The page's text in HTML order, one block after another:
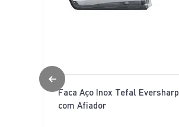
Faca Aço Inox Tefal Eversharp
com Afiador